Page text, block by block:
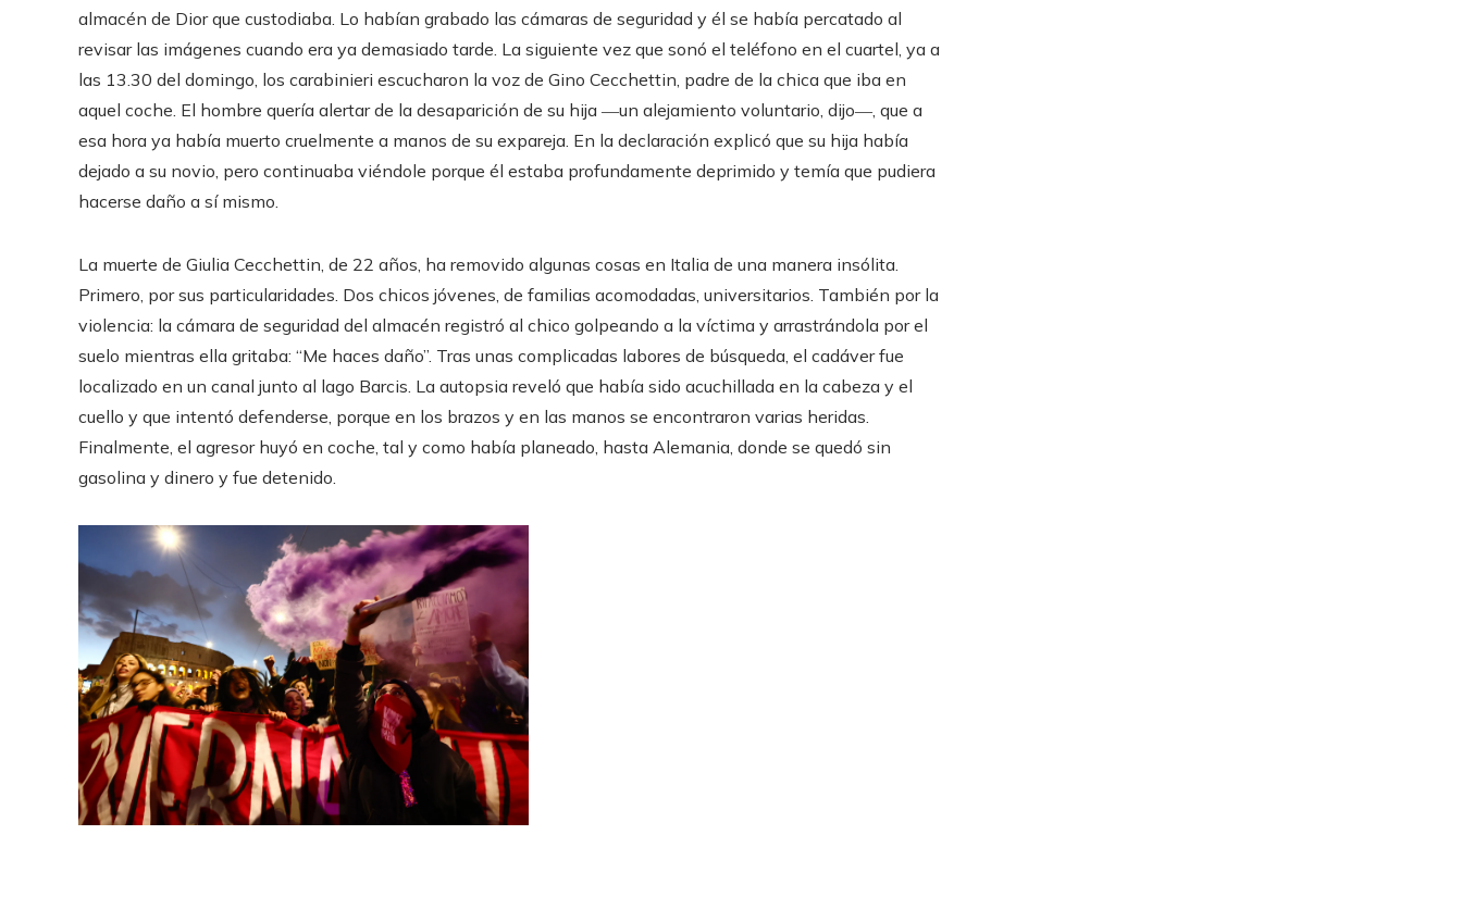
almacén de Dior que custodiaba. Lo habían grabado las cámaras de seguridad y él se había percatado al
revisar las imágenes cuando era ya demasiado tarde. La siguiente vez que sonó el teléfono en el cuartel, ya a
las 13.30 del domingo, los carabinieri escucharon la voz de Gino Cecchettin, padre de la chica que iba en
aquel coche. El hombre quería alertar de la desaparición de su hija ―un alejamiento voluntario, dijo―, que a
esa hora ya había muerto cruelmente a manos de su expareja. En la declaración explicó que su hija había
dejado a su novio, pero continuaba viéndole porque él estaba profundamente deprimido y temía que pudiera
hacerse daño a sí mismo.
La muerte de Giulia Cecchettin, de 22 años, ha removido algunas cosas en Italia de una manera insólita.
Primero, por sus particularidades. Dos chicos jóvenes, de familias acomodadas, universitarios. También por la
violencia: la cámara de seguridad del almacén registró al chico golpeando a la víctima y arrastrándola por el
suelo mientras ella gritaba: “Me haces daño”. Tras unas complicadas labores de búsqueda, el cadáver fue
localizado en un canal junto al lago Barcis. La autopsia reveló que había sido acuchillada en la cabeza y el
cuello y que intentó defenderse, porque en los brazos y en las manos se encontraron varias heridas.
Finalmente, el agresor huyó en coche, tal y como había planeado, hasta Alemania, donde se quedó sin
gasolina y dinero y fue detenido.